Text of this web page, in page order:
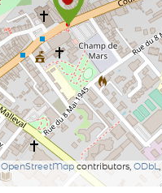
OpenStreetMap contributors, ODbL